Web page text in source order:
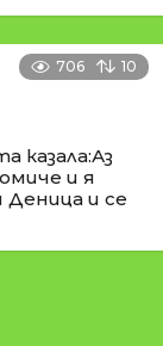
706 10
казала:Аз
и я
и се